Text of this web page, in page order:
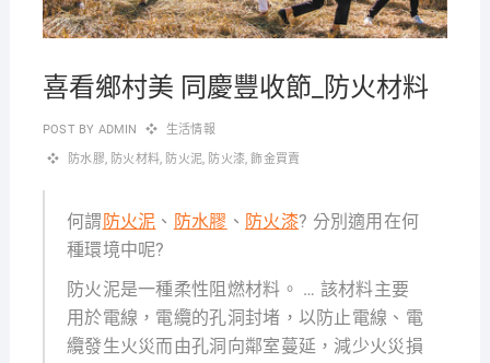
喜看鄉村美 同慶豐收節_防火材料
POST BY ADMIN 生活情報
防水膠, 防火材料, 防火泥, 防火漆,飾金買賣
何謂 防火泥 、 防水膠 、 防火漆? 分別適用在何
種環境中呢?
防火泥是一種柔性阻燃材料。 … 該材料主要
用於電線，電纜的孔洞封堵，以防止電線、電
纜發生火災而由孔洞向鄰室蔓延，減少火災損